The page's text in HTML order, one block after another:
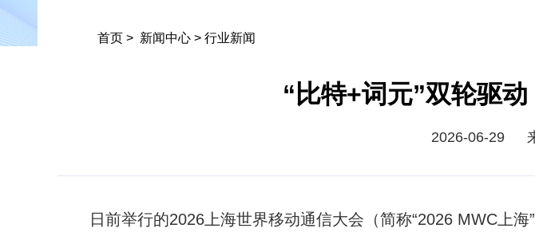
首页 > 新闻中心 > 行业新闻
“比特+词元”双轮驱
2026-06-29
日前举行的2026上海世界移动通信大会（简称“2026 MWC上海